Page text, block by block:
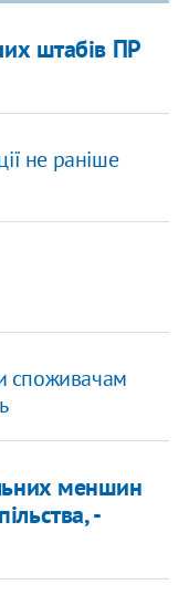
штабів ПР
не раніше
споживачам
меншин
-